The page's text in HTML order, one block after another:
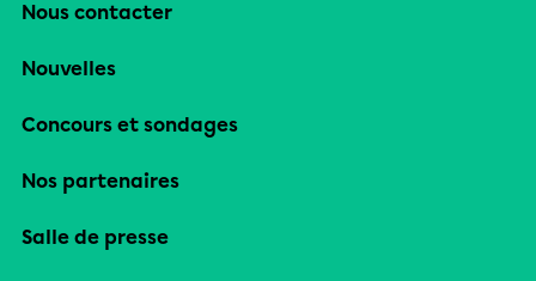
Nous contacter
Nouvelles
Concours et sondages
Nos partenaires
Salle de presse